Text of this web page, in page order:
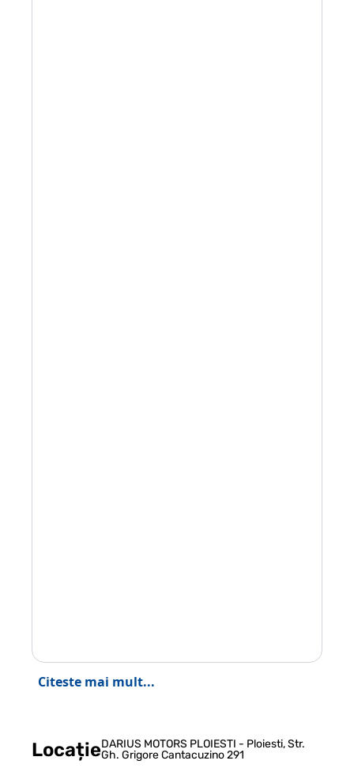
Citeste mai mult...
LocațieDARIUS MOTORS PLOIESTI - Ploiesti, Str.
Gh. Grigore Cantacuzino 291